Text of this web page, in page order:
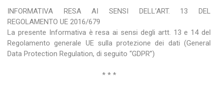
INFORMATIVA RESA AI SENSI DELL’ART. 13 DEL
REGOLAMENTO UE 2016/679
La presente Informativa è resa ai sensi degli artt. 13 e 14 del
Regolamento generale UE sulla protezione dei dati (General
Data Protection Regulation, di seguito “GDPR”)
* * *